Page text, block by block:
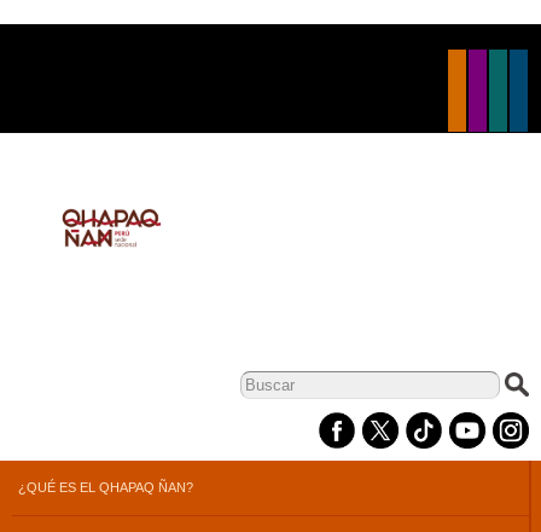
Formulario de
búsqueda
¿QUÉ ES EL QHAPAQ ÑAN?